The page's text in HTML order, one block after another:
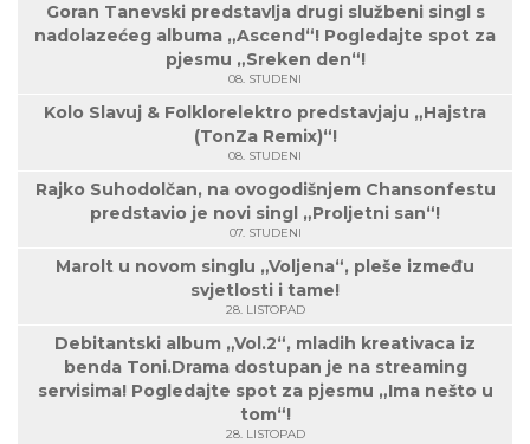
Goran Tanevski predstavlja drugi službeni singl s
nadolazećeg albuma „Ascend“! Pogledajte spot za
pjesmu „Sreken den“!
08. STUDENI
Kolo Slavuj & Folklorelektro predstavjaju „Hajstra
(TonZa Remix)“!
08. STUDENI
Rajko Suhodolčan, na ovogodišnjem Chansonfestu
predstavio je novi singl „Proljetni san“!
07. STUDENI
Marolt u novom singlu „Voljena“, pleše između
svjetlosti i tame!
28. LISTOPAD
Debitantski album „Vol.2“, mladih kreativaca iz
benda Toni.Drama dostupan je na streaming
servisima! Pogledajte spot za pjesmu „Ima nešto u
tom“!
28. LISTOPAD